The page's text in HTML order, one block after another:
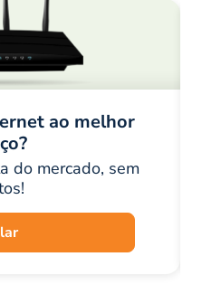
ao melhor
do mercado, sem